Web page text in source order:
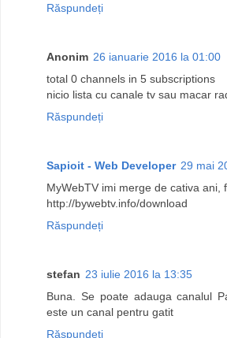
Răspundeți
Anonim 26 ianuarie 2016 la 01:00
total 0 channels in 5 subscriptions
nicio lista cu canale tv sau macar
Răspundeți
Sapioit - Web Developer 29 mai
MyWebTV imi merge de cativa ani,
http://bywebtv.info/download
Răspundeți
stefan 23 iulie 2016 la 13:35
Buna. Se poate adauga canalul
este un canal pentru gatit
Răspundeți